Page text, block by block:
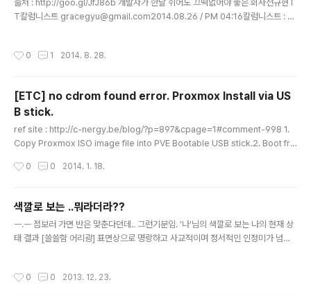
출처 : http://goo.gl/JfJ86b 개발자가 한달 쉬어도 끄떡없어야 좋은 회사전규현 I
T칼럼니스트 gracegyu@gmail.com2014.08.26 / PM 04:16칼럼니스트 : 전
다. 20년간 한글과컴퓨터 및 안철수연구소에서 소프트웨어를 개발했으며 현재 소프
8 페가수스)가 있으며 소프트웨어 개발자들이 가장 많이 보는 소프트웨어 공학 블로
그인 www.a..
0 1 2014. 8. 28.
[ETC] no cdrom found error. Proxmox Install via US
B stick.
ref site : http://c-nergy.be/blog/?p=897&cpage=1#comment-998 1.
Copy Proxmox ISO image file into PVE Bootable USB stick.2. Boot fro
eck Your USB Stick mount statusNormally, you'll see boot prompt
s. 4. mount iso image.mount /dev/sdb1 /mnt (note: the /dev/sdb1 repr
esent..
0 0 2014. 1. 18.
색깔로 보는 ..뭐라더라??
ㅡ.ㅡ 점보러 가면 반은 맞춘다던데.. 그런기분임. '나'님의 색깔로 보는 나의 현재 상
태 결과 [쓸쓸함 어리광] 표면상으로 명랑하고 사교적이며 정서적인 인정미가 넘쳐
다. 이 색깔이 36번과 함께 선택되면 어느 쪽이 먼저 선택되었는가에 따라 뉘앙스가
0 0 2013. 12. 23.